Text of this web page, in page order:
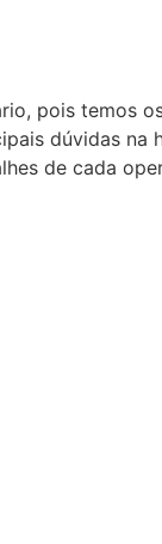
pois temos
dúvidas na
de cada